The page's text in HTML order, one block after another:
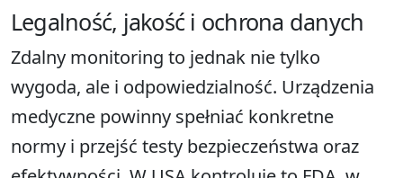
Legalność, jakość i ochrona danych
Zdalny monitoring to jednak nie tylko
wygoda, ale i odpowiedzialność. Urządzenia
medyczne powinny spełniać konkretne
normy i przejść testy bezpieczeństwa oraz